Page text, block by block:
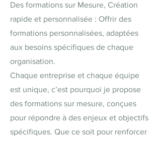
Des formations sur Mesure, Création
rapide et personnalisée : Offrir des
formations personnalisées, adaptées
aux besoins spécifiques de chaque
organisation.
Chaque entreprise et chaque équipe
est unique, c’est pourquoi je propose
des formations sur mesure, conçues
pour répondre à des enjeux et objectifs
spécifiques. Que ce soit pour renforcer